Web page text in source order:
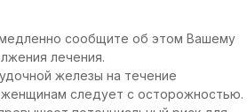
сообщите об этом Вашему
лечения.
железы на течение
следует с осторожностью.